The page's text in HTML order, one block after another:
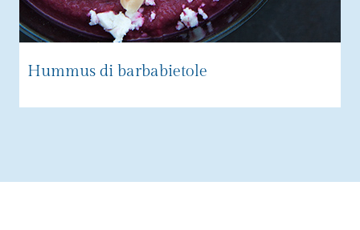
Hummus di barbabietole